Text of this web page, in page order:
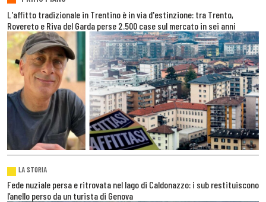
L'affitto tradizionale in Trentino è in via d'estinzione: tra Trento,
Rovereto e Riva del Garda perse 2.500 case sul mercato in sei anni
LA STORIA
Fede nuziale persa e ritrovata nel lago di Caldonazzo: i sub restituiscono
l’anello perso da un turista di Genova